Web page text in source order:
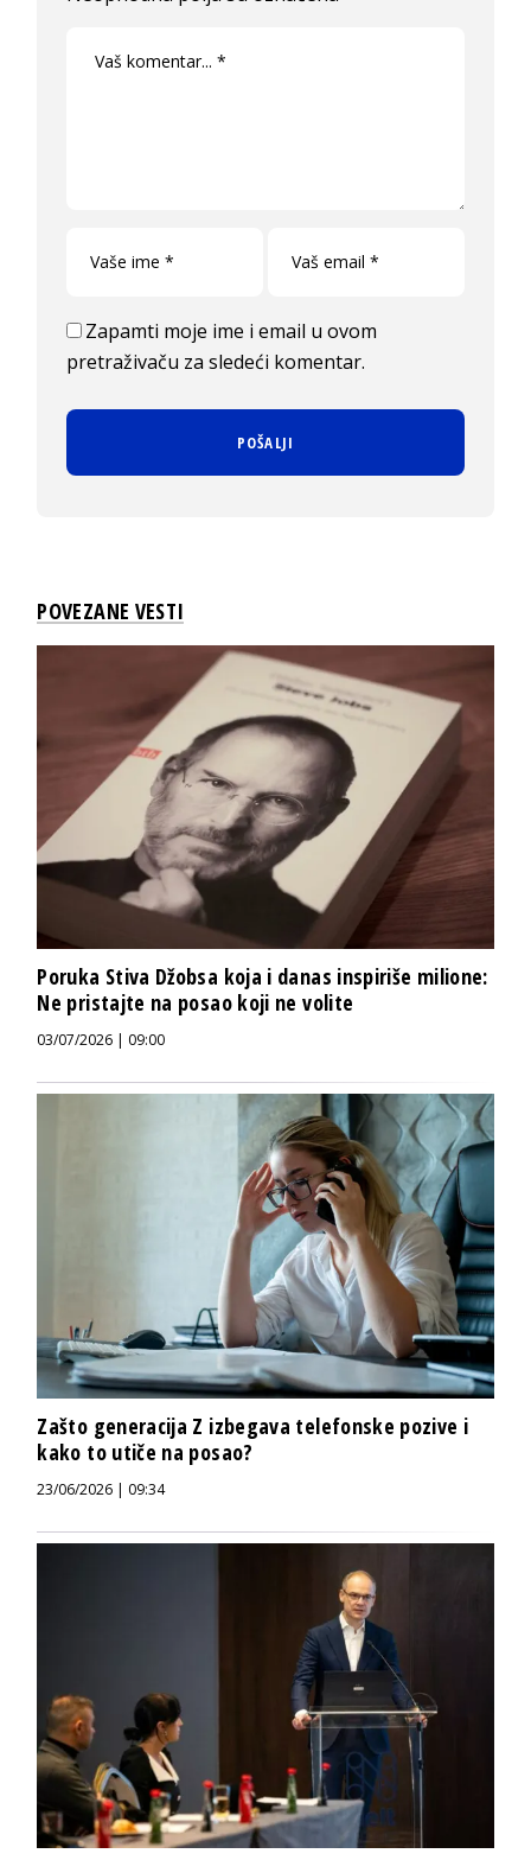
Zapamti moje ime i email u ovom
pretraživaču za sledeći komentar.
POVEZANE VESTI
Poruka Stiva Džobsa koja i danas inspiriše milione:
Ne pristajte na posao koji ne volite
03/07/2026 | 09:00
Zašto generacija Z izbegava telefonske pozive i
kako to utiče na posao?
23/06/2026 | 09:34